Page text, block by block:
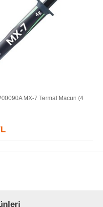
Sepete Ekle
MX-7 Termal Macun (4